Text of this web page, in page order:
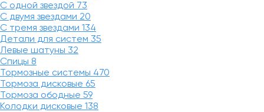
С одной звездой 73
С двумя звездами 20
С тремя звездами 134
Детали для систем 35
Левые шатуны 32
Спицы 8
Тормозные системы 470
Тормоза дисковые 65
Тормоза ободные 59
Колодки дисковые 138